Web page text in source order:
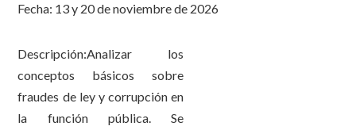
Fecha: 13 y 20 de noviembre de 2026
Descripción:Analizar los
conceptos básicos sobre
fraudes de ley y corrupción en
la función pública. Se